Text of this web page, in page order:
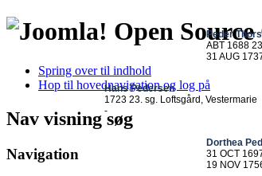
Open
Spring over til indhold
Hop til hovednavigation og log på
Nav visning søg
Navigation
Hans Pedersen
1723 23. sg. Loftsgård, Vestermarie
-
Peder
ABT 1688
31 AUG
Dorthea
31 OCT
19 NOV